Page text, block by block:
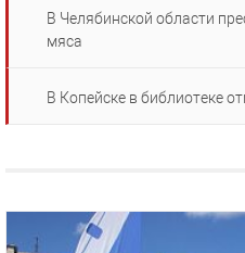
В Челябинской области
мяса
В Копейске в библиотеке